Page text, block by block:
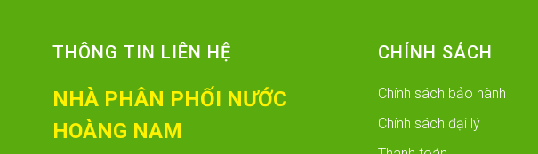
THÔNG TIN LIÊN HỆ
NHÀ PHÂN PHỐI NƯỚC
HOÀNG NAM
CHÍNH SÁCH
Chính sách bảo hành
Chính sách đại lý